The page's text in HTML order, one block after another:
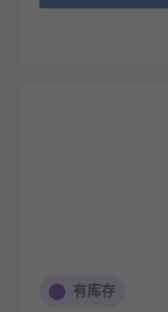
有库存